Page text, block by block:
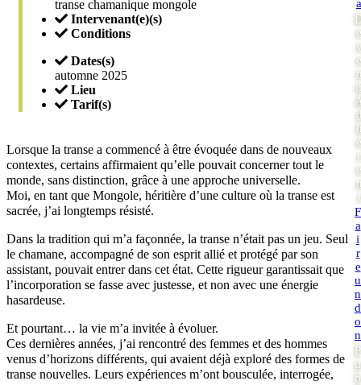
transe chamanique mongole
Intervenant(e)(s)
Conditions
Dates(s)
automne 2025
Lieu
Tarif(s)
Lorsque la transe a commencé à être évoquée dans de nouveaux
contextes, certains affirmaient qu’elle pouvait concerner tout le
monde, sans distinction, grâce à une approche universelle.
Moi, en tant que Mongole, héritière d’une culture où la transe est
sacrée, j’ai longtemps résisté.
Dans la tradition qui m’a façonnée, la transe n’était pas un jeu. Seul
le chamane, accompagné de son esprit allié et protégé par son
assistant, pouvait entrer dans cet état. Cette rigueur garantissait que
l’incorporation se fasse avec justesse, et non avec une énergie
hasardeuse.
Et pourtant… la vie m’a invitée à évoluer.
Ces dernières années, j’ai rencontré des femmes et des hommes
venus d’horizons différents, qui avaient déjà exploré des formes de
transe nouvelles. Leurs expériences m’ont bousculée, interrogée,
a
e
e
é
r
e
t
F
a
i
r
e
u
n
d
o
n
P
u
b